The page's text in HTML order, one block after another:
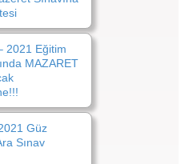
2021 Eğitim
MAZARET
Güz
Sınav